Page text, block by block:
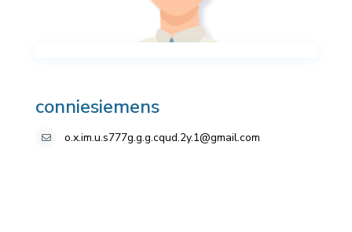
conniesiemens
o.x.im.u.s777g.g.g.cqud.2y.1@gmail.com